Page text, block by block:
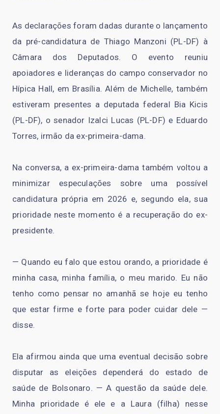
As declarações foram dadas durante o lançamento
da pré-candidatura de Thiago Manzoni (PL-DF) à
Câmara dos Deputados. O evento reuniu
apoiadores e lideranças do campo conservador no
Hípica Hall, em Brasília. Além de Michelle, também
estiveram presentes a deputada federal Bia Kicis
(PL-DF), o senador Izalci Lucas (PL-DF) e Eduardo
Torres, irmão da ex-primeira-dama.
Na conversa, a ex-primeira-dama também voltou a
minimizar especulações sobre uma possível
candidatura própria em 2026 e, segundo ela, sua
prioridade neste momento é a recuperação do ex-
presidente.
— Quando eu falo que estou orando, a prioridade é
minha casa, minha família, o meu marido. Eu não
tenho como pensar no amanhã se hoje eu tenho
que estar firme e forte para poder cuidar dele —
disse.
Ela afirmou ainda que uma eventual decisão sobre
disputar as eleições dependerá do estado de
saúde de Bolsonaro. — A questão da saúde dele.
Minha prioridade é ele e a Laura (filha) nesse